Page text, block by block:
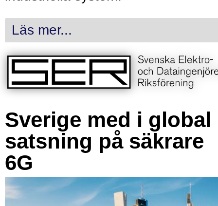
Läs mer...
Sverige med i global
satsning på säkrare
6G